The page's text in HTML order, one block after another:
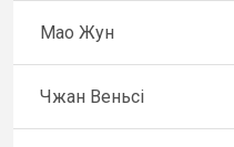
Мао Жун
Чжан Веньсі